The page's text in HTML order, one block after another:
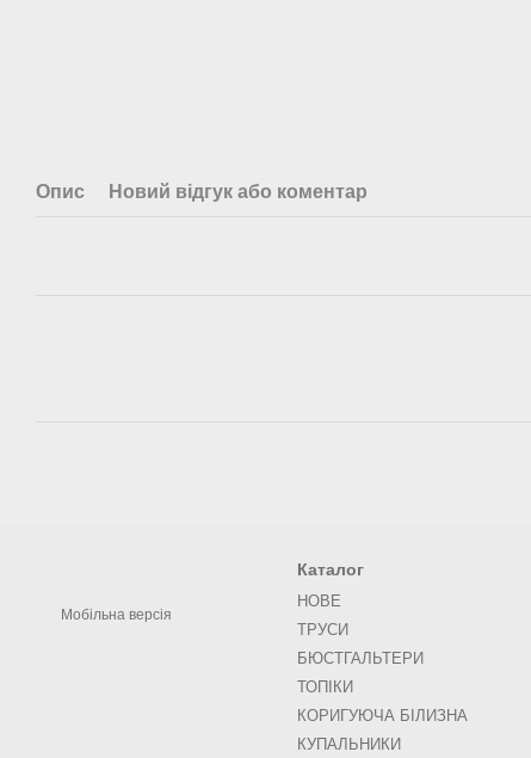
Опис Новий відгук або коментар
Мобільна версія
Каталог
НОВЕ
ТРУСИ
БЮСТГАЛЬТЕРИ
ТОПІКИ
КОРИГУЮЧА БІЛИЗНА
КУПАЛЬНИКИ